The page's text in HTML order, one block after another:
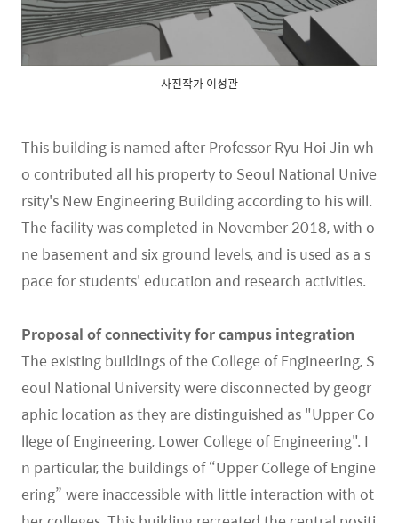
사진작가 이성관
This building is named after Professor Ryu Hoi Jin wh
o contributed all his property to Seoul National Unive
rsity's New Engineering Building according to his will.
The facility was completed in November 2018, with o
ne basement and six ground levels, and is used as a s
pace for students' education and research activities.
Proposal of connectivity for campus integration
The existing buildings of the College of Engineering, S
eoul National University were disconnected by geogr
aphic location as they are distinguished as "Upper Co
llege of Engineering, Lower College of Engineering". I
n particular, the buildings of “Upper College of Engine
ering” were inaccessible with little interaction with ot